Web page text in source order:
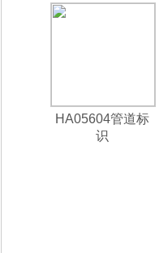
HA05604管道标
识